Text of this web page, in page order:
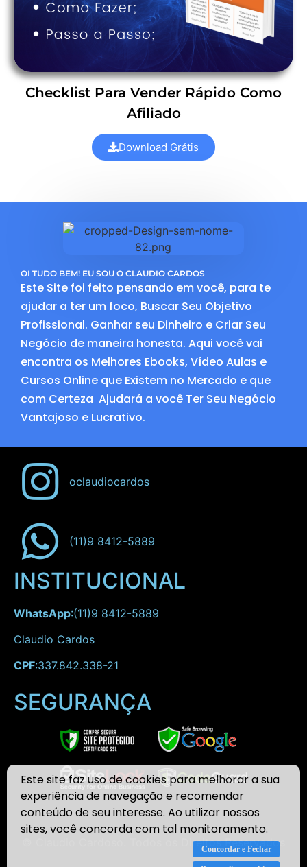
Checklist Para Vender Rápido Como
Afiliado
Download Grátis
OI TUDO BEM! EU SOU O CLAUDIO CARDOS
Este Site foi feito pensando em você, para te
ajudar a ter um foco, Buscar Seu Objetivo
Profissional. Ganhar seu Dinheiro e Criar Seu
Negócio de maneira honesta. Aqui você vai
encontra os Melhores Ebooks, Vídeo Aulas e
Cursos Online que Existem no Mercado e que
com Certeza Ajudará a você Ter Seu Negócio
Vantajoso e Lucrativo.
oclaudiocardos
(11)9 8412-5889
INSTITUCIONAL
WhatsApp:(11)9 8412-5889
Claudio Cardos
CPF:337.842.338-21
SEGURANÇA
© Claudio Cardoso. Todos os Direitos Reservados
Este site faz uso de cookies para melhorar a sua
experiência de navegação e recomendar
conteúdo de seu interesse. Ao utilizar nossos
sites, você concorda com tal monitoramento.
Concordar e Fechar